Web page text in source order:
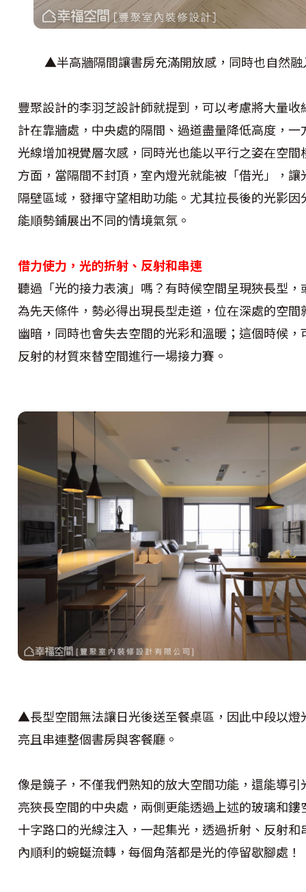
▲半高牆隔間讓書房充滿開放感，同時也自然
豐聚設計的李羽芝設計師就提到，可以考慮將大量收
計在靠牆處，中央處的隔間、過道盡量降低高度，一
光線增加視覺層次感，同時光也能以平行之姿在空間
方面，當隔間不封頂，室內燈光就能被「借光」，讓
隔壁區域，發揮守望相助功能。尤其拉長後的光影因
能順勢鋪展出不同的情境氣氛。
借力使力，光的折射、反射和串連
聽過「光的接力表演」嗎？有時候空間呈現狹長型，
為先天條件，勢必得出現長型走道，位在深處的空間
幽暗，同時也會失去空間的光彩和溫暖；這個時候，
反射的材質來替空間進行一場接力賽。
▲長型空間無法讓日光後送至餐桌區，因此中段以燈
亮且串連整個書房與客餐廳。
像是鏡子，不僅我們熟知的放大空間功能，還能導引
亮狹長空間的中央處，兩側更能透過上述的玻璃和鏤
十字路口的光線注入，一起集光，透過折射、反射和
內順利的蜿蜒流轉，每個角落都是光的停留歇腳處！